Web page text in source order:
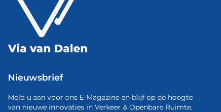
Nieuwsbrief
Meld u aan voor ons E-Magazine en blijf op de hoogte
van nieuwe innovaties in Verkeer & Openbare Ruimte.